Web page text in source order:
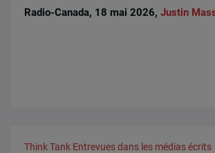
Radio-Canada, 18 mai 2026,Justin
Think Tank Entrevues dans les médias écrits